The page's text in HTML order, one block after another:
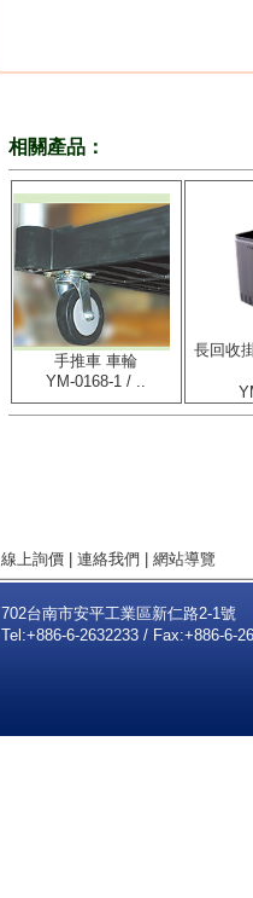
相關產品：
手推車 車輪
YM-0168-1 / ..
長回收
線上詢價 | 連絡我們 | 網站導覽
702台南市安平工業區新仁路2-1號
Tel:+886-6-2632233 / Fax:+886-6-